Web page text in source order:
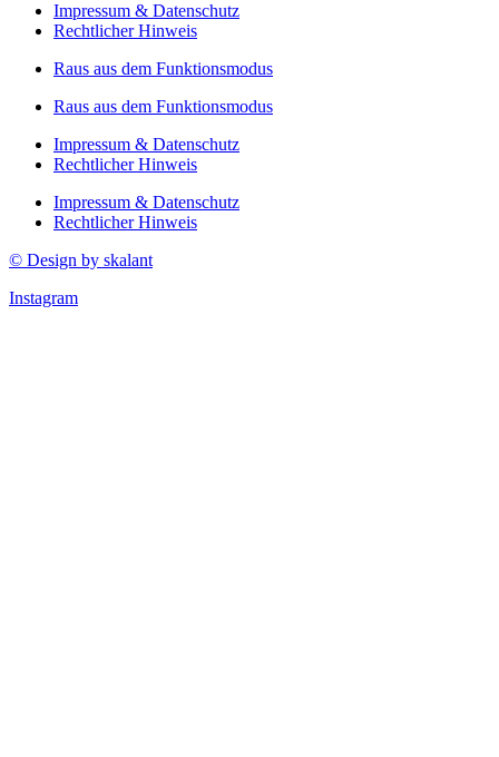
Impressum & Datenschutz
Rechtlicher Hinweis
Raus aus dem Funktionsmodus
Raus aus dem Funktionsmodus
Impressum & Datenschutz
Rechtlicher Hinweis
Impressum & Datenschutz
Rechtlicher Hinweis
© Design by skalant
Instagram